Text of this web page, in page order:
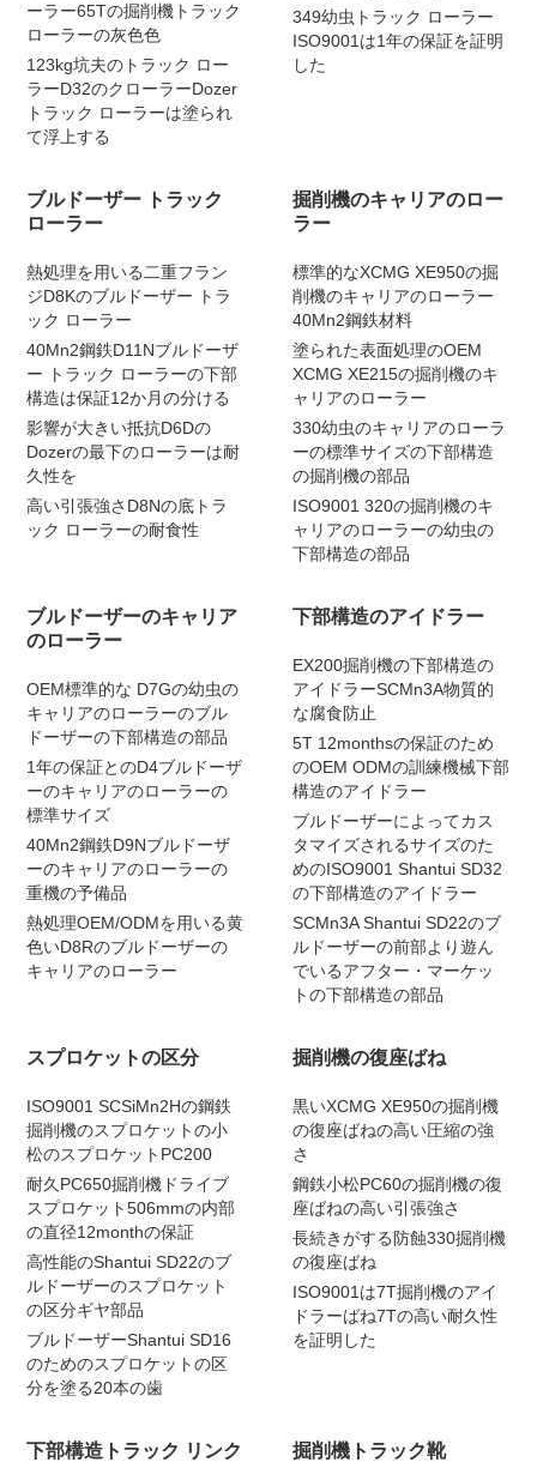
ーラー65Tの掘削機トラック
ローラーの灰色色
123kg坑夫のトラック ロー
ラーD32のクローラーDozer
トラック ローラーは塗られ
て浮上する
349幼虫トラック ローラー
ISO9001は1年の保証を証明
した
ブルドーザー トラック
ローラー
熱処理を用いる二重フラン
ジD8Kのブルドーザー トラ
ック ローラー
40Mn2鋼鉄D11Nブルドーザ
ー トラック ローラーの下部
構造は保証12か月の分ける
影響が大きい抵抗D6Dの
Dozerの最下のローラーは耐
久性を
高い引張強さD8Nの底トラ
ック ローラーの耐食性
掘削機のキャリアのロー
ラー
標準的なXCMG XE950の掘
削機のキャリアのローラー
40Mn2鋼鉄材料
塗られた表面処理のOEM
XCMG XE215の掘削機のキ
ャリアのローラー
330幼虫のキャリアのローラ
ーの標準サイズの下部構造
の掘削機の部品
ISO9001 320の掘削機のキ
ャリアのローラーの幼虫の
下部構造の部品
ブルドーザーのキャリア
のローラー
OEM標準的な D7Gの幼虫の
キャリアのローラーのブル
ドーザーの下部構造の部品
1年の保証とのD4ブルドーザ
ーのキャリアのローラーの
標準サイズ
40Mn2鋼鉄D9Nブルドーザ
ーのキャリアのローラーの
重機の予備品
熱処理OEM/ODMを用いる黄
色いD8Rのブルドーザーの
キャリアのローラー
下部構造のアイドラー
EX200掘削機の下部構造の
アイドラーSCMn3A物質的
な腐食防止
5T 12monthsの保証のため
のOEM ODMの訓練機械下部
構造のアイドラー
ブルドーザーによってカス
タマイズされるサイズのた
めのISO9001 Shantui SD32
の下部構造のアイドラー
SCMn3A Shantui SD22のブ
ルドーザーの前部より遊ん
でいるアフター・マーケッ
トの下部構造の部品
スプロケットの区分
ISO9001 SCSiMn2Hの鋼鉄
掘削機のスプロケットの小
松のスプロケットPC200
耐久PC650掘削機ドライブ
スプロケット506mmの内部
の直径12monthの保証
高性能のShantui SD22のブ
ルドーザーのスプロケット
の区分ギヤ部品
ブルドーザーShantui SD16
のためのスプロケットの区
分を塗る20本の歯
掘削機の復座ばね
黒いXCMG XE950の掘削機
の復座ばねの高い圧縮の強
さ
鋼鉄小松PC60の掘削機の復
座ばねの高い引張強さ
長続きがする防蝕330掘削機
の復座ばね
ISO9001は7T掘削機のアイ
ドラーばね7Tの高い耐久性
を証明した
下部構造トラック リンク 掘削機トラック靴